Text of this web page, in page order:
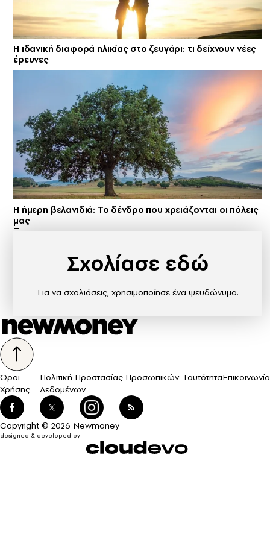
Η ιδανική διαφορά ηλικίας στο ζευγάρι: τι δείχνουν νέες
έρευνες
Η ήμερη βελανιδιά: Το δένδρο που χρειάζονται οι πόλεις
μας
Σχολίασε εδώ
Για να σχολιάσεις, χρησιμοποίησε ένα ψευδώνυμο.
Όροι
Χρήσης
Πολιτική Προστασίας Προσωπικών
Δεδομένων
ΤαυτότηταΕπικοινωνία
Copyright © 2026 Newmoney
designed & developed by